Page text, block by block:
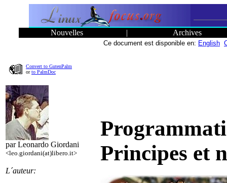
Nouvelles | Archives
Ce document est disponible en: English
Convert to GutenPalm
orto PalmDoc
par Leonardo Giordani
<leo.giordani(at)libero.it>
L´auteur:
Principes et